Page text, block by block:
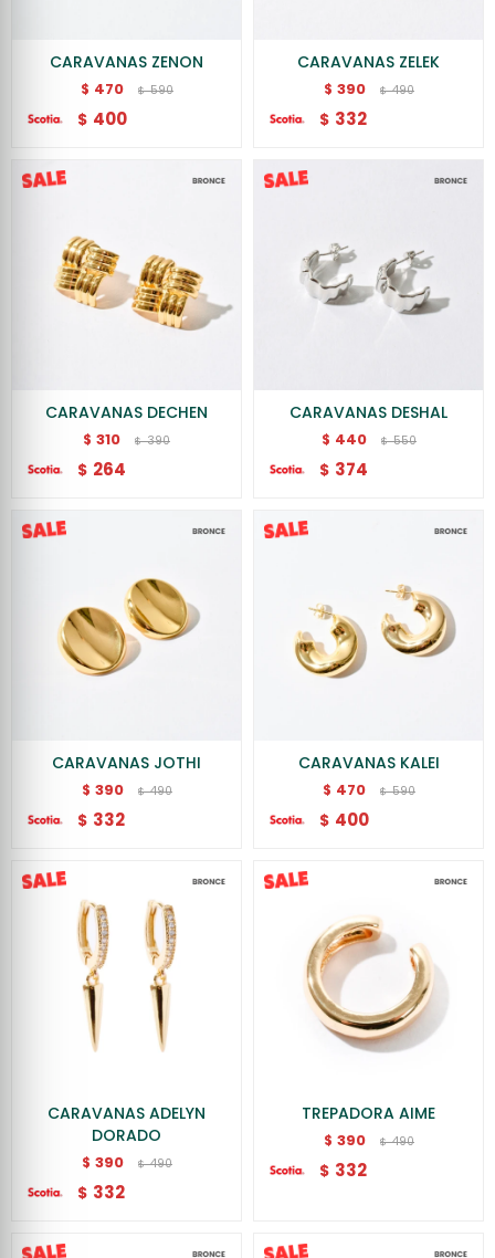
CARAVANAS ZENON
$ 470 $ 590
$ 400
CARAVANAS ZELEK
$ 390 $ 490
$ 332
CARAVANAS DECHEN
$ 310 $ 390
$ 264
CARAVANAS DESHAL
$ 440 $ 550
$ 374
CARAVANAS JOTHI
$ 390 $ 490
$ 332
CARAVANAS KALEI
$ 470 $ 590
$ 400
CARAVANAS ADELYN
DORADO
$ 390 $ 490
$ 332
TREPADORA AIME
$ 390 $ 490
$ 332